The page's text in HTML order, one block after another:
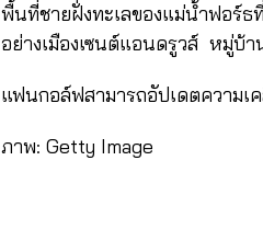
พื้นที่ชายฝั่งทะเลของแม่น้ำฟอร์ธ
อย่างเมืองเซนต์แอนดรูวส์ หมู่บ้
แฟนกอล์ฟสามารถอัปเดตความเ
ภาพ: Getty Image